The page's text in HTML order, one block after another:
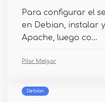
Para configurar el
en Debian, instalar
Apache, luego co...
Pilar Melgar
Debian